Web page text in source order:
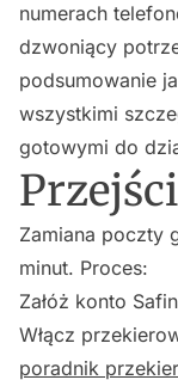
numerach
dzwoniący
podsumowanie
wszystkimi
gotowymi do
Zamiana poczty
minut. Proces:
Załóż konto
Włącz
poradnik